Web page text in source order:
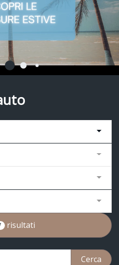
risultati
Cerca